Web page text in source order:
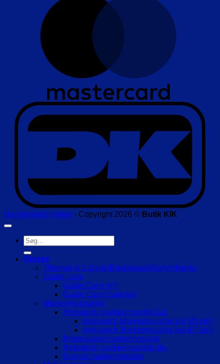
Handelsbetingelser - Copyright 2026 © Butik KIK
Søg
efter:
Stokke
Tilbehør til Comde/Bredegaard/Keller/Merko
Guide cane
Guide Cane NY
Guide Cane Gammel
Markeringsstokke
Ambutech markeringsstok kul.
Ambutech Markeringsstok kul 4/5 delt
Ambutech Markeringsstok kul 6/7 delt
Bredegaard markeringsstok
Ambutech markeringsstok alu.
Svensk markeringsstok